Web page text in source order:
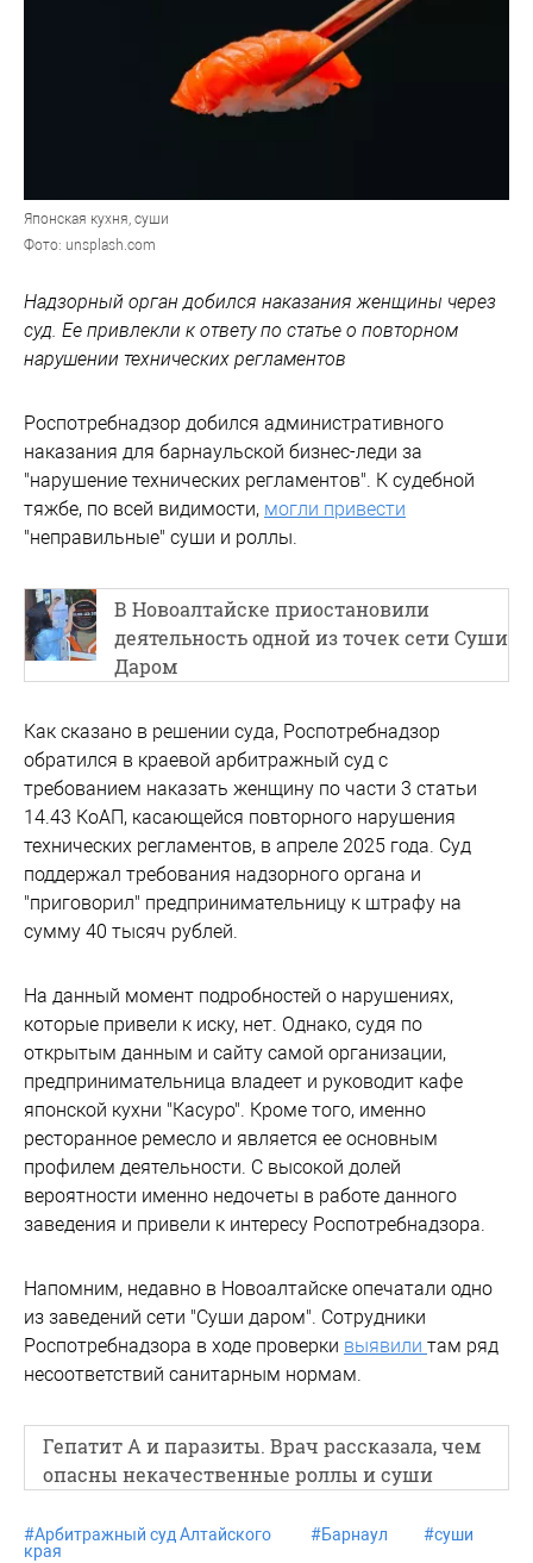
Японская кухня, суши
Фото: unsplash.com
Надзорный орган добился наказания женщины через
суд. Ее привлекли к ответу по статье о повторном
нарушении технических регламентов
Роспотребнадзор добился административного
наказания для барнаульской бизнес-леди за
"нарушение технических регламентов". К судебной
тяжбе, по всей видимости, могли привести
"неправильные" суши и роллы.
В Новоалтайске приостановили
деятельность одной из точек сети Суши
Даром
Как сказано в решении суда, Роспотребнадзор
обратился в краевой арбитражный суд с
требованием наказать женщину по части 3 статьи
14.43 КоАП, касающейся повторного нарушения
технических регламентов, в апреле 2025 года. Суд
поддержал требования надзорного органа и
"приговорил" предпринимательницу к штрафу на
сумму 40 тысяч рублей.
На данный момент подробностей о нарушениях,
которые привели к иску, нет. Однако, судя по
открытым данным и сайту самой организации,
предпринимательница владеет и руководит кафе
японской кухни "Касуро". Кроме того, именно
ресторанное ремесло и является ее основным
профилем деятельности. С высокой долей
вероятности именно недочеты в работе данного
заведения и привели к интересу Роспотребнадзора.
Напомним, недавно в Новоалтайске опечатали одно
из заведений сети "Суши даром". Сотрудники
Роспотребнадзора в ходе проверки выявили там ряд
несоответствий санитарным нормам.
Гепатит А и паразиты. Врач рассказала, чем
опасны некачественные роллы и суши
#Арбитражный суд Алтайского
края
#Барнаул #суши